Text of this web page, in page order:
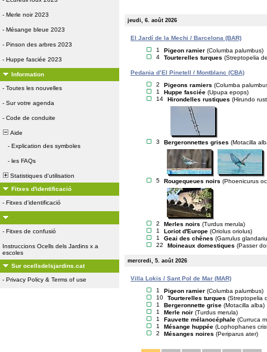
- Merle noir 2023
- Mésange bleue 2023
- Pinson des arbres 2023
- Huppe fasciée 2023
Information
- Toutes les nouvelles
- Sur votre agenda
- Code de conduite
Aide
- Explication des symboles
- les FAQs
Statistiques d'utilisation
Fitxes d'identificació
- Fitxes d'identificació
- Fitxes de confusió
Instruccions Ocells dels Jardins x a
escoles
Sur ocellsdelsjardins.cat
- Privacy Policy & Terms of use
jeudi, 6. août 2026
El Jardí de la Mechi / Barcelona (BAR)
1
Pigeon ramier (Columba palumbus)
4
Tourterelles turques (Streptopelia
Pedania d’El Pinetell / Montblanc (CBA)
2
Pigeons ramiers (Columba
1
Huppe fasciée (Upupa epops)
14
Hirondelles rustiques (Hirundo
3 Bergeronnettes grises (Motacilla
5 Rougequeues noirs (Phoenicurus
2 Merles noirs (Turdus merula)
1
Loriot d'Europe (Oriolus oriolus)
1
Geai des chênes (Garrulus
22
Moineaux domestiques (Passer
mercredi, 5. août 2026
Villa Lokis / Sant Pol de Mar (MAR)
1
Pigeon ramier (Columba palumbus)
10
Tourterelles turques (Streptopelia
1
Bergeronnette grise (Motacilla alba)
1
Merle noir (Turdus merula)
1
Fauvette mélanocéphale (Curruca
1
Mésange huppée (Lophophanes
2
Mésanges noires (Periparus ater)